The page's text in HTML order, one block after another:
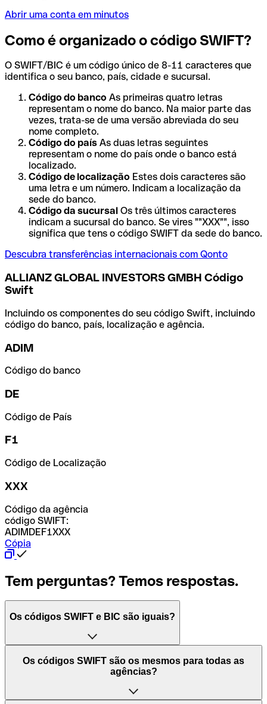
Abrir uma conta em minutos
Como é organizado o código SWIFT?
O SWIFT/BIC é um código único de 8-11 caracteres que
identifica o seu banco, país, cidade e sucursal.
Código do banco As primeiras quatro letras
representam o nome do banco. Na maior parte das
vezes, trata-se de uma versão abreviada do seu
nome completo.
Código do país As duas letras seguintes
representam o nome do país onde o banco está
localizado.
Código de localização Estes dois caracteres são
uma letra e um número. Indicam a localização da
sede do banco.
Código da sucursal Os três últimos caracteres
indicam a sucursal do banco. Se vires ""XXX"", isso
significa que tens o código SWIFT da sede do banco.
Descubra transferências internacionais com Qonto
ALLIANZ GLOBAL INVESTORS GMBH Código
Swift
Incluindo os componentes do seu código Swift, incluindo
código do banco, país, localização e agência.
ADIM
Código do banco
DE
Código de País
F1
Código de Localização
XXX
Código da agência
código SWIFT:
ADIMDEF1XXX
Cópia
Tem perguntas? Temos respostas.
Os códigos SWIFT e BIC são iguais?
O acrónimo SWIFT significa "Society for Worldwide
Interbank Financial Telecommunication (Sociedade para
Mundiais)". Trata-se de uma rede mundial onde se
Os códigos SWIFT são os mesmos para todas as
agências?